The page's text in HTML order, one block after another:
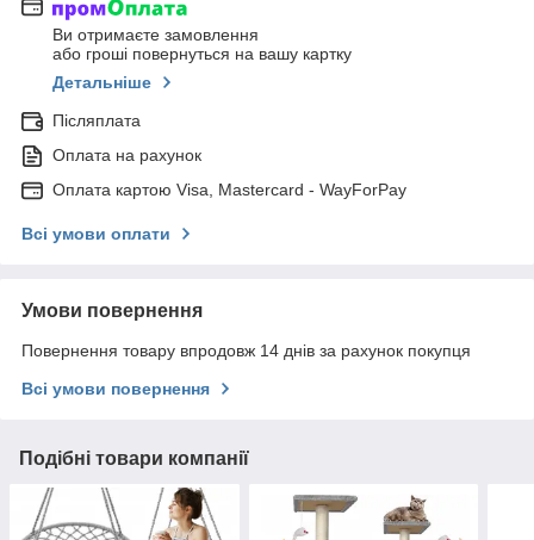
Ви отримаєте замовлення
або гроші повернуться на вашу картку
Детальніше
Післяплата
Оплата на рахунок
Оплата картою Visa, Mastercard - WayForPay
Всі умови оплати
Умови повернення
Повернення товару впродовж 14 днів за рахунок покупця
Всі умови повернення
Подібні товари компанії